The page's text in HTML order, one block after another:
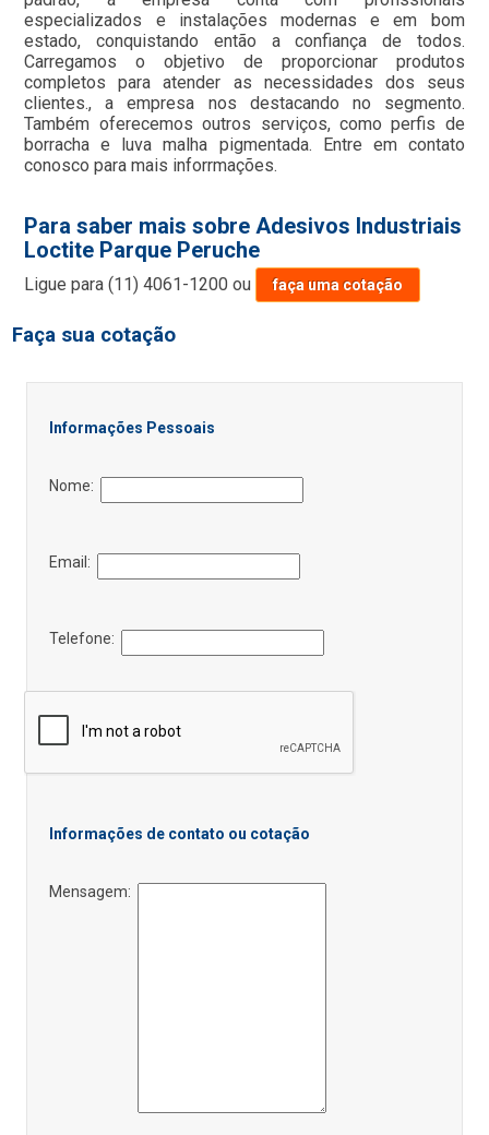
especializados e instalações modernas e em bom
estado, conquistando então a confiança de todos.
Carregamos o objetivo de proporcionar produtos
completos para atender as necessidades dos seus
clientes., a empresa nos destacando no segmento.
Também oferecemos outros serviços, como perfis de
borracha e luva malha pigmentada. Entre em contato
conosco para mais inforrmações.
Para saber mais sobre Adesivos Industriais
Loctite Parque Peruche
Ligue para(11) 4061-1200 ou faça uma cotação
Faça sua cotação
Informações Pessoais
Nome:
Email:
Telefone:
Informações de contato ou cotação
Mensagem: